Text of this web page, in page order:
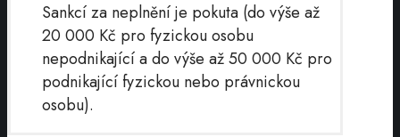
Sankcí za neplnění je pokuta (do výše až
20 000 Kč pro fyzickou osobu
nepodnikající a do výše až 50 000 Kč pro
podnikající fyzickou nebo právnickou
osobu).